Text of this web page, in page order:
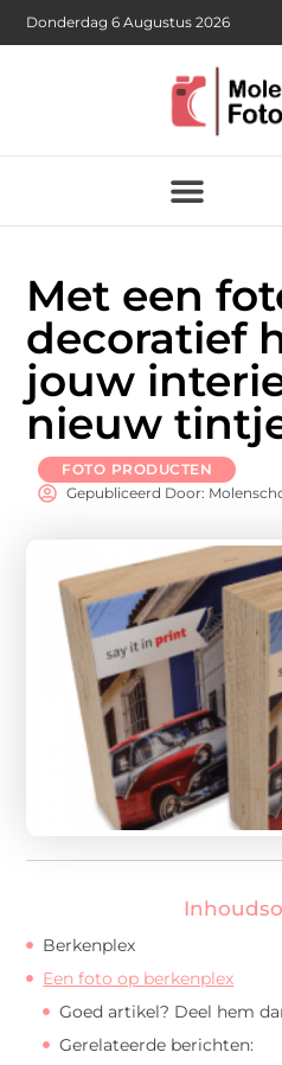
Donderdag 6 Augustus 2026
Met een
decoratief
jouw
nieuw
FOTO PRODUCTEN
Gepubliceerd Door:
Berkenplex
Een foto op berkenplex
Goed artikel? Deel hem
Gerelateerde berichten: